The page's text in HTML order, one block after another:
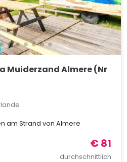
Muiderzand Almere (Nr
am Strand von Almere
€ 81
durchschnittlich